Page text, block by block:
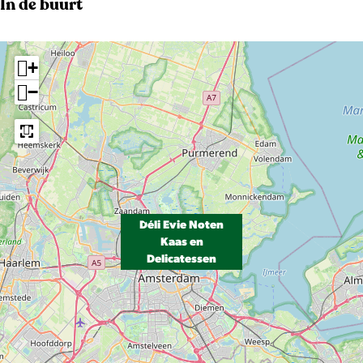
In de buurt
Déli Evie Noten
Kaas en
Delicatessen
+
−